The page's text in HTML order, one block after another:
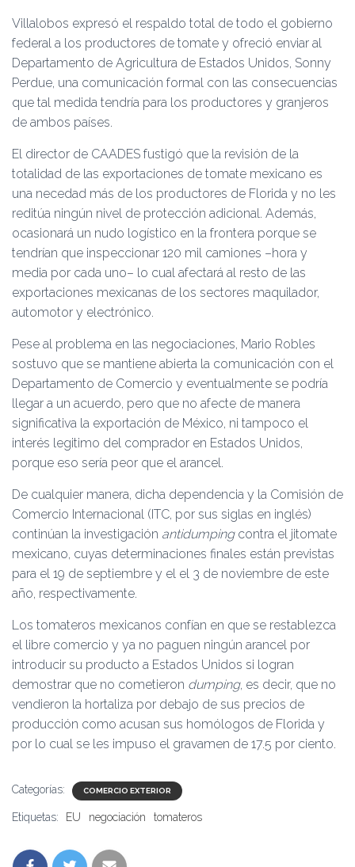
Villalobos expresó el respaldo total de todo el gobierno
federal a los productores de tomate y ofreció enviar al
Departamento de Agricultura de Estados Unidos, Sonny
Perdue, una comunicación formal con las consecuencias
que tal medida tendría para los productores y granjeros
de ambos países.
El director de CAADES fustigó que la revisión de la
totalidad de las exportaciones de tomate mexicano es
una necedad más de los productores de Florida y no les
reditúa ningún nivel de protección adicional. Además,
ocasionará un nudo logístico en la frontera porque se
tendrían que inspeccionar 120 mil camiones –hora y
media por cada uno– lo cual afectará al resto de las
exportaciones mexicanas de los sectores maquilador,
automotor y electrónico.
Pese al problema en las negociaciones, Mario Robles
sostuvo que se mantiene abierta la comunicación con el
Departamento de Comercio y eventualmente se podría
llegar a un acuerdo, pero que no afecte de manera
significativa la exportación de México, ni tampoco el
interés legitimo del comprador en Estados Unidos,
porque eso sería peor que el arancel.
De cualquier manera, dicha dependencia y la Comisión de
Comercio Internacional (ITC, por sus siglas en inglés)
continúan la investigación antidumpingcontra el jitomate
mexicano, cuyas determinaciones finales están previstas
para el 19 de septiembre y el el 3 de noviembre de este
año, respectivamente.
Los tomateros mexicanos confían en que se restablezca
el libre comercio y ya no paguen ningún arancel por
introducir su producto a Estados Unidos si logran
demostrar que no cometieron dumping, es decir, que no
vendieron la hortaliza por debajo de sus precios de
producción como acusan sus homólogos de Florida y
por lo cual se les impuso el gravamen de 17.5 por ciento.
Categorías: COMERCIO EXTERIOR
Etiquetas: EU negociación tomateros